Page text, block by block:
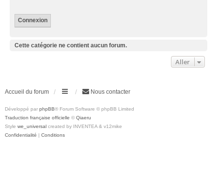
Cette catégorie ne contient aucun forum.
Aller
Accueil du forum Nous contacter
Développé par phpBB® Forum Software © phpBB Limited
Traduction française officielle © Qiaeru
Style we_universal created by INVENTEA & v12mike
Confidentialité | Conditions